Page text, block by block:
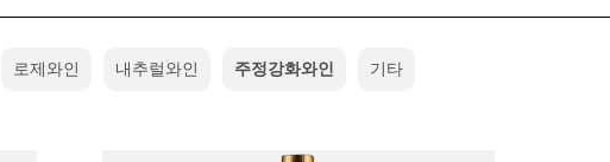
로제와인 내추럴와인 주정강화와인 기타